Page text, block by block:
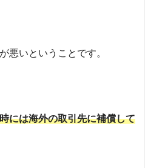
悪いということです。
には海外の取引先に補償して